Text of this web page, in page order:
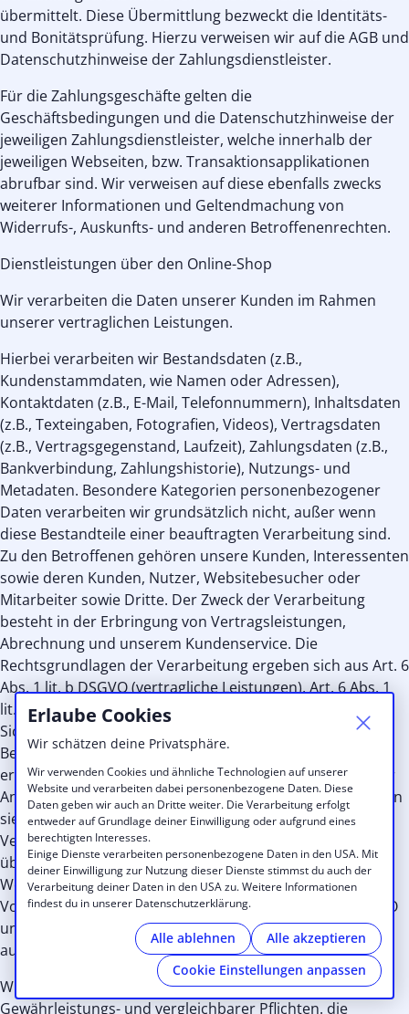
Erlaube Cookies
Wir schätzen deine Privatsphäre.
Wir verwenden Cookies und ähnliche Technologien auf unserer
Website und verarbeiten dabei personenbezogene Daten. Diese
Daten geben wir auch an Dritte weiter. Die Verarbeitung erfolgt
entweder auf Grundlage deiner Einwilligung oder aufgrund eines
berechtigten Interesses.
Einige Dienste verarbeiten personenbezogene Daten in den USA. Mit
deiner Einwilligung zur Nutzung dieser Dienste stimmst du auch der
Verarbeitung deiner Daten in den USA zu. Weitere Informationen
findest du in unserer Datenschutzerklärung.
Alle ablehnen
Alle akzeptieren
Cookie Einstellungen anpassen
übermittelt. Diese Übermittlung bezweckt die Identitäts-
und Bonitätsprüfung. Hierzu verweisen wir auf die AGB und
Datenschutzhinweise der Zahlungsdienstleister.
Für die Zahlungsgeschäfte gelten die
Geschäftsbedingungen und die Datenschutzhinweise der
jeweiligen Zahlungsdienstleister, welche innerhalb der
jeweiligen Webseiten, bzw. Transaktionsapplikationen
abrufbar sind. Wir verweisen auf diese ebenfalls zwecks
weiterer Informationen und Geltendmachung von
Widerrufs-, Auskunfts- und anderen Betroffenenrechten.
Dienstleistungen über den Online-Shop
Wir verarbeiten die Daten unserer Kunden im Rahmen
unserer vertraglichen Leistungen.
Hierbei verarbeiten wir Bestandsdaten (z.B.,
Kundenstammdaten, wie Namen oder Adressen),
Kontaktdaten (z.B., E-Mail, Telefonnummern), Inhaltsdaten
(z.B., Texteingaben, Fotografien, Videos), Vertragsdaten
(z.B., Vertragsgegenstand, Laufzeit), Zahlungsdaten (z.B.,
Bankverbindung, Zahlungshistorie), Nutzungs- und
Metadaten. Besondere Kategorien personenbezogener
Daten verarbeiten wir grundsätzlich nicht, außer wenn
diese Bestandteile einer beauftragten Verarbeitung sind.
Zu den Betroffenen gehören unsere Kunden, Interessenten
sowie deren Kunden, Nutzer, Websitebesucher oder
Mitarbeiter sowie Dritte. Der Zweck der Verarbeitung
besteht in der Erbringung von Vertragsleistungen,
Abrechnung und unserem Kundenservice. Die
Rechtsgrundlagen der Verarbeitung ergeben sich aus Art. 6
Abs. 1 lit. b DSGVO (vertragliche Leistungen), Art. 6 Abs. 1
lit. f DSGVO (Analyse, Statistik, Optimierung,
Sicherheitsmaßnahmen). Wir verarbeiten Daten, die zur
Begründung und Erfüllung der vertraglichen Leistungen
erforderlich sind und weisen auf die Erforderlichkeit ihrer
Angabe hin. Eine Offenlegung an Externe erfolgt nur, wenn
sie im Rahmen eines Auftrags erforderlich ist. Bei der
Verarbeitung der uns im Rahmen eines Auftrags
überlassenen Daten handeln wir entsprechend den
Weisungen der Auftraggeber sowie der gesetzlichen
Vorgaben einer Auftragsverarbeitung gem. Art. 28 DSGVO
und verarbeiten die Daten zu keinen anderen, als den
auftragsgemäßen Zwecken.
Wir löschen die Daten nach Ablauf gesetzlicher
Gewährleistungs- und vergleichbarer Pflichten. die